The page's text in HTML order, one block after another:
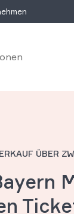
ÜBER